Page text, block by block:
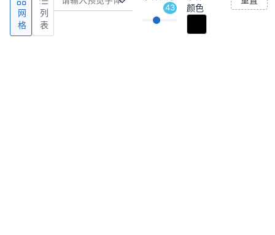
网
格
列
表
43
颜色